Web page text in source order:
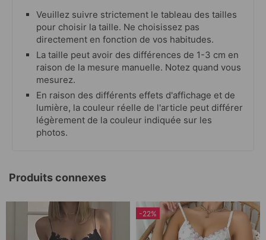
Veuillez suivre strictement le tableau des tailles
pour choisir la taille. Ne choisissez pas
directement en fonction de vos habitudes.
La taille peut avoir des différences de 1-3 cm en
raison de la mesure manuelle. Notez quand vous
mesurez.
En raison des différents effets d'affichage et de
lumière, la couleur réelle de l'article peut différer
légèrement de la couleur indiquée sur les
photos.
Produits connexes
-22%